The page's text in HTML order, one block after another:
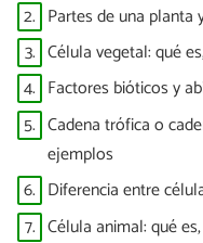
2. Partes de una planta
3. Célula vegetal: qué
4. Factores bióticos y
5. Cadena trófica o
ejemplos
6. Diferencia entre
7. Célula animal: qué